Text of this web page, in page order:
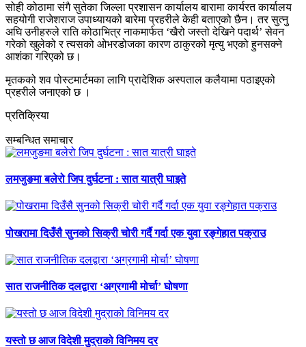
सोही कोठामा संगै सुतेका जिल्ला प्रशासन कार्यालय बारामा कार्यरत कार्यालय
सहयोगी राजेशराज उपाध्यायको बारेमा प्रहरीले केही बताएको छैन। तर सुत्नु
अघि उनीहरुले राति कोठाभित्र नाकमार्फत ‘खैरो जस्तो देखिने पदार्थ’ सेवन
गरेको खुलेको र त्यसको ओभरडोजका कारण ठाकुरको मृत्यु भएको हुनसक्ने
आशंका गरिएको छ।
मृतकको शव पोस्टमार्टमका लागि प्रादेशिक अस्पताल कलैयामा पठाइएको
प्रहरीले जनाएको छ ।
प्रतिक्रिया
सम्बन्धित समाचार
लमजुङमा बलेरो जिप दुर्घटना : सात यात्री घाइते
पोखरामा दिउँसै सुनको सिक्री चोरी गर्दै गर्दा एक युवा रङ्गेहात पक्राउ
सात राजनीतिक दलद्वारा ‘अग्रगामी मोर्चा’ घोषणा
यस्तो छ आज विदेशी मुद्राको विनिमय दर